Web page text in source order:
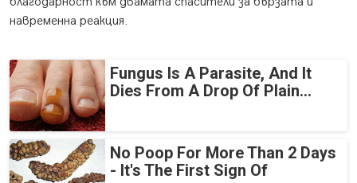
навременна реакция.
Fungus Is A Parasite, And It
Dies From A Drop Of Plain...
No Poop For More Than 2 Days
- It's The First Sign Of